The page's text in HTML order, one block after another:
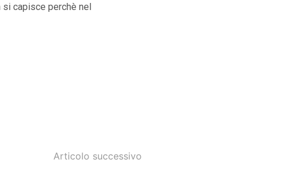
capisce perchè nel
Articolo successivo